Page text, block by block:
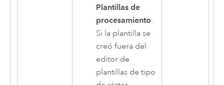
Plantillas de
procesamiento.
Si la plantilla se
creó fuera del
editor de
plantillas de tipo